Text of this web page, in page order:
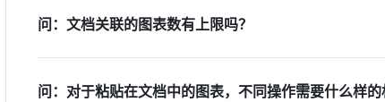
问：文档关联的图表数有上限吗？
问：对于粘贴在文档中的图表，不同操作需要什么样的